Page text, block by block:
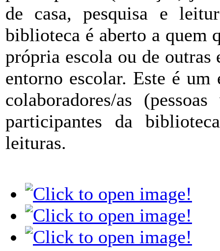
de casa, pesquisa e
biblioteca é aberto a quem
própria escola ou de outras
entorno escolar. Este é
colaboradores/as
participantes da
leituras.